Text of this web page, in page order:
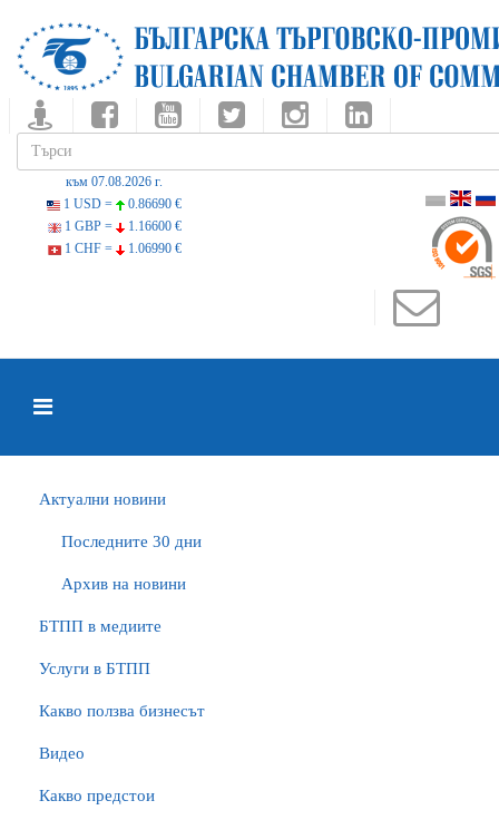
към 07.08.2026 г.
1 USD =
0.86690 €
1 GBP =
1.16600 €
1 CHF =
1.06990 €
Актуални новини
Последните 30 дни
Архив на новини
БTПП в медиите
Услуги в БТПП
Какво ползва бизнесът
Видео
Какво предстои